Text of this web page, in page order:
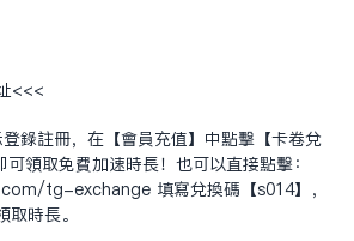
<<<
录注册，在【会员充值】中点击【卡卷兑
领取免费加速时长！也可以直接点击：
tg-exchange 填写兑换码【s014】，
时长。